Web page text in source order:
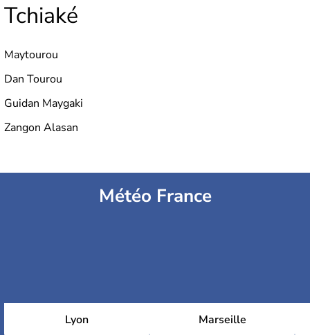
Tchiaké
Maytourou
Dan Tourou
Guidan Maygaki
Zangon Alasan
Météo France
Lyon Marseille